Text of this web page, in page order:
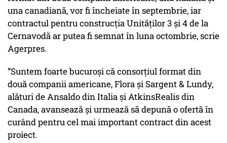
una canadiană, vor fi încheiate în septembrie, iar
contractul pentru construcția Unităților 3 și 4 de la
Cernavodă ar putea fi semnat în luna octombrie, scrie
Agerpres.
”Suntem foarte bucuroși că consorțiul format din
două companii americane, Flora și Sargent & Lundy,
alături de Ansaldo din Italia și AtkinsRealis din
Canada, avansează și urmează să depună o ofertă în
curând pentru cel mai important contract din acest
proiect.